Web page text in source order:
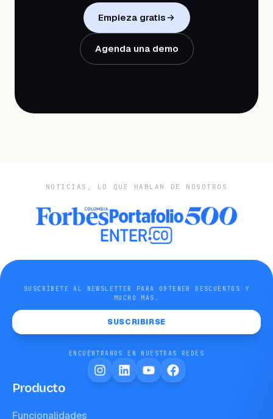
Empieza gratis
Agenda una demo
NOTICIAS, LO QUE HABLAN DE NOSOTROS
SUSCRÍBETE AL NEWSLETTER PARA OBTENER DESCUENTOS Y
MUCHO MÁS.
SUSCRIBIRSE
ENCUÉNTRANOS EN NUESTRAS REDES
Producto
Funcionalidades